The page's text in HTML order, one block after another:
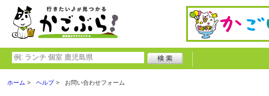
ホーム ヘルプ お問い合わせフォーム